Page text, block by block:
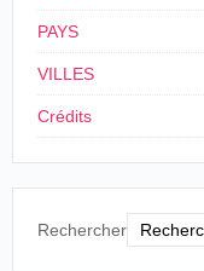
PAYS
VILLES
Crédits
Rechercher